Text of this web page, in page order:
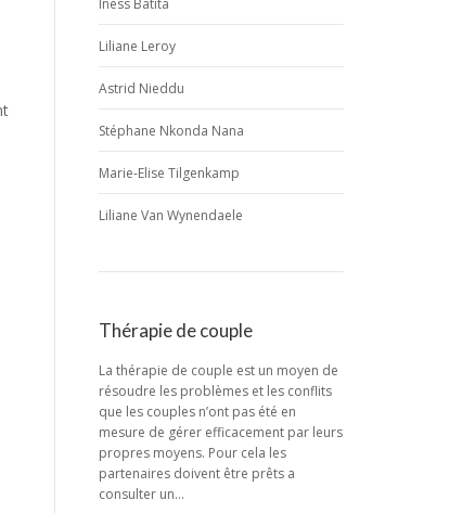
Iness Batita
Liliane Leroy
Astrid Nieddu
Stéphane Nkonda Nana
Marie-Elise Tilgenkamp
Liliane Van Wynendaele
Thérapie de couple
La thérapie de couple est un moyen de
résoudre les problèmes et les conflits
que les couples n’ont pas été en
mesure de gérer efficacement par leurs
propres moyens. Pour cela les
partenaires doivent être prêts a
consulter un…